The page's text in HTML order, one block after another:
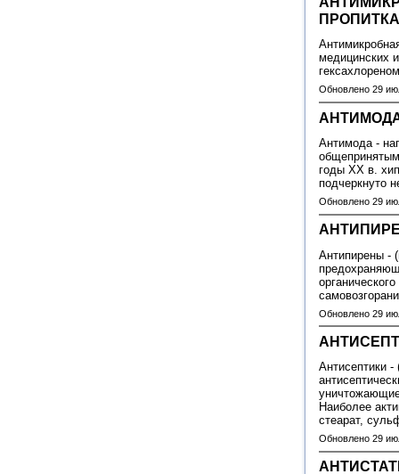
ПРОПИТКА
медицинских
Обновлено 29
Антимода -
годы XX в.
подчеркнуто
Обновлено 29
Антипирены -
Обновлено 29
Антисептики -
Наиболее
стеарат,
Обновлено 29